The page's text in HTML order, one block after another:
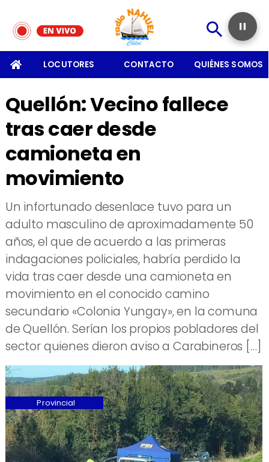
LOCUTORES CONTACTO QUIÉNES SOMOS
Quellón: Vecino fallece
tras caer desde
camioneta en
movimiento
Un infortunado desenlace tuvo para un
adulto masculino de aproximadamente 50
años, el que de acuerdo a las primeras
indagaciones policiales, habría perdido la
vida tras caer desde una camioneta en
movimiento en el conocido camino
secundario «Colonia Yungay», en la comuna
de Quellón. Serían los propios pobladores del
sector quienes dieron aviso a Carabineros […]
Provincial